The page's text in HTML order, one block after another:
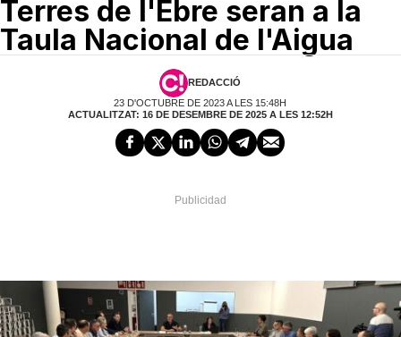
Terres de l'Ebre seran a la
Taula Nacional de l'Aigua
REDACCIÓ
23 D'OCTUBRE DE 2023 A LES 15:48H
ACTUALITZAT: 16 DE DESEMBRE DE 2025 A LES 12:52H